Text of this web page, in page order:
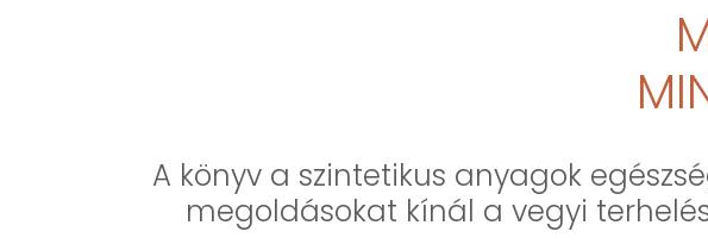
A könyv a szintetikus anyagok
megoldásokat kínál a vegyi